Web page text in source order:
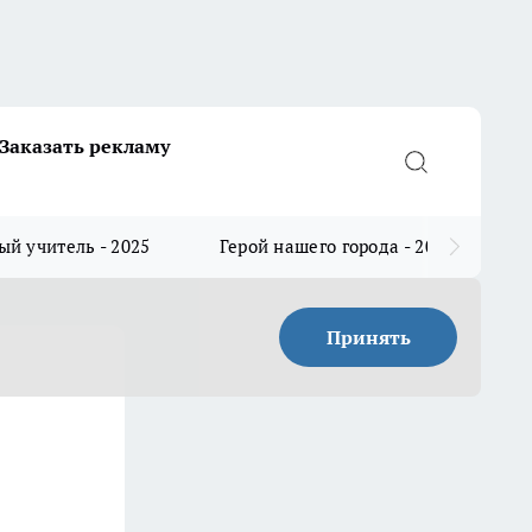
Заказать рекламу
учитель - 2025 Герой нашего города - 2025
Принять